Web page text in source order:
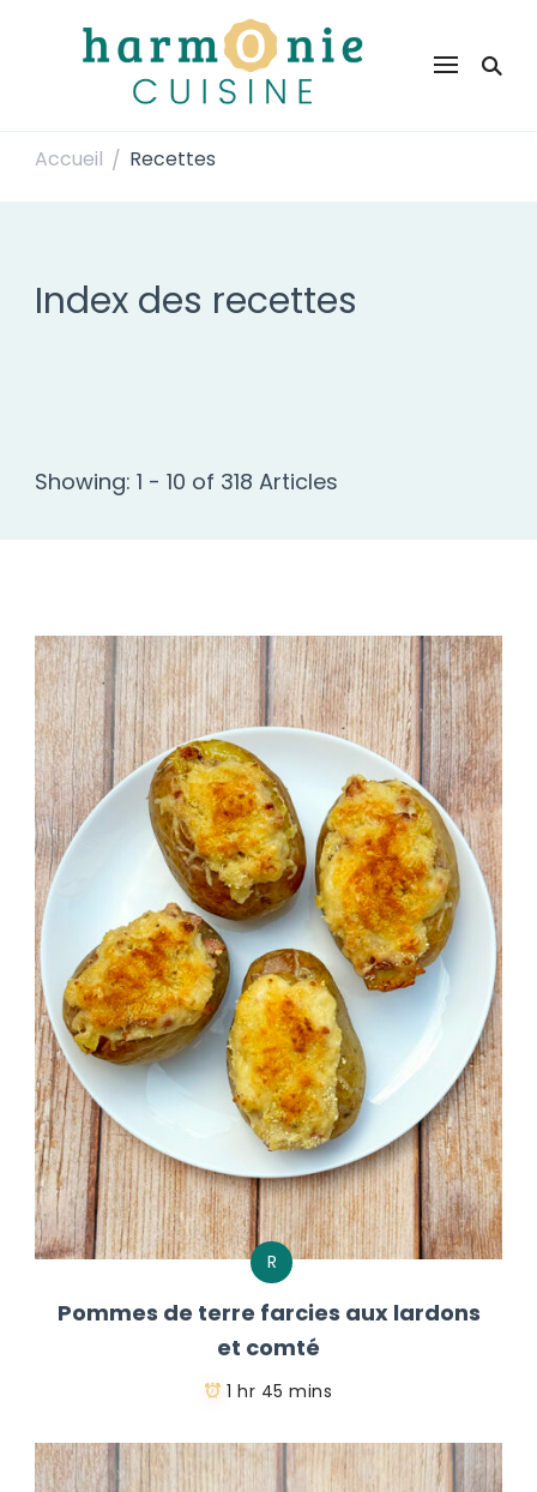
Harmonie Cuisine
Accueil / Recettes
Index des recettes
Showing: 1 - 10 of 318 Articles
R
Pommes de terre farcies aux lardons
et comté
1 hr 45 mins